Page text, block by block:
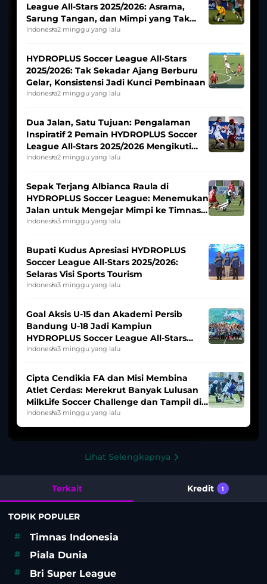
League All-Stars 2025/2026: Asrama,
Sarung Tangan, dan Mimpi yang Tak
Pernah Padam
Indonesia2 minggu yang lalu
HYDROPLUS Soccer League All-Stars
2025/2026: Tak Sekadar Ajang Berburu
Gelar, Konsistensi Jadi Kunci Pembinaan
Indonesia2 minggu yang lalu
Dua Jalan, Satu Tujuan: Pengalaman
Inspiratif 2 Pemain HYDROPLUS Soccer
League All-Stars 2025/2026 Mengikuti
Seleksi Timnas Indonesia Putri
Indonesia2 minggu yang lalu
Sepak Terjang Albianca Raula di
HYDROPLUS Soccer League: Menemukan
Jalan untuk Mengejar Mimpi ke Timnas
Indonesia Putri
Indonesia3 minggu yang lalu
Bupati Kudus Apresiasi HYDROPLUS
Soccer League All-Stars 2025/2026:
Selaras Visi Sports Tourism
Indonesia3 minggu yang lalu
Goal Aksis U-15 dan Akademi Persib
Bandung U-18 Jadi Kampiun
HYDROPLUS Soccer League All-Stars
2025/2026
Indonesia3 minggu yang lalu
Cipta Cendikia FA dan Misi Membina
Atlet Cerdas: Merekrut Banyak Lulusan
MilkLife Soccer Challenge dan Tampil di
HYDROPLUS Soccer League
Indonesia3 minggu yang lalu
Lihat Selengkapnya
Terkait Kredit 1
TOPIK POPULER
#
Timnas Indonesia
# Piala Dunia
# Bri Super League